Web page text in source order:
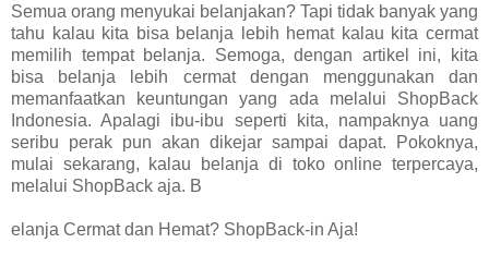
Semua orang menyukai belanjakan? Tapi tidak banyak yang
tahu kalau kita bisa belanja lebih hemat kalau kita cermat
memilih tempat belanja. Semoga, dengan artikel ini, kita
bisa belanja lebih cermat dengan menggunakan dan
memanfaatkan keuntungan yang ada melalui ShopBack
Indonesia. Apalagi ibu-ibu seperti kita, nampaknya uang
seribu perak pun akan dikejar sampai dapat. Pokoknya,
mulai sekarang, kalau belanja di toko online terpercaya,
melalui ShopBack aja. B
elanja Cermat dan Hemat? ShopBack-in Aja!